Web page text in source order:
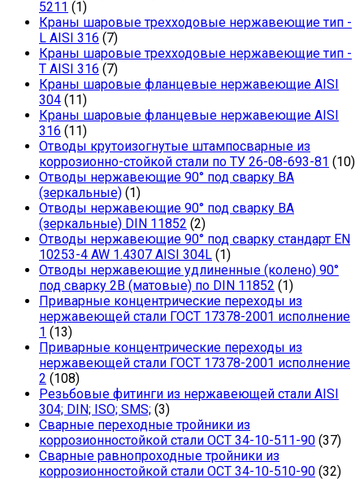
5211 (1)
Краны шаровые трехходовые нержавеющие тип -
L AISI 316 (7)
Краны шаровые трехходовые нержавеющие тип -
T AISI 316 (7)
Краны шаровые фланцевые нержавеющие AISI
304 (11)
Краны шаровые фланцевые нержавеющие AISI
316 (11)
Отводы крутоизогнутые штампосварные из
коррозионно-стойкой стали по ТУ 26-08-693-81 (10)
Отводы нержавеющие 90° под сварку ВА
(зеркальные) (1)
Отводы нержавеющие 90° под сварку ВА
(зеркальные) DIN 11852 (2)
Отводы нержавеющие 90° под сварку стандарт EN
10253-4 AW 1.4307 AISI 304L (1)
Отводы нержавеющие удлиненные (колено) 90°
под сварку 2В (матовые) по DIN 11852 (1)
Приварные концентрические переходы из
нержавеющей стали ГОСТ 17378-2001 исполнение
1 (13)
Приварные концентрические переходы из
нержавеющей стали ГОСТ 17378-2001 исполнение
2 (108)
Резьбовые фитинги из нержавеющей стали AISI
304; DIN; ISO; SMS; (3)
Сварные переходные тройники из
коррозионностойкой стали ОСТ 34-10-511-90 (37)
Сварные равнопроходные тройники из
коррозионностойкой стали ОСТ 34-10-510-90 (32)